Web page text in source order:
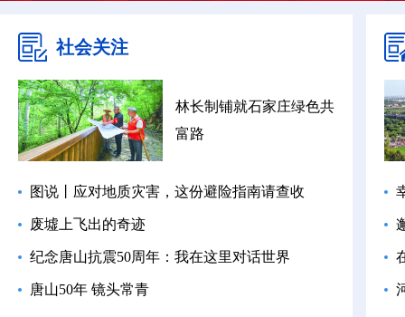
社会关注
林长制铺就石家庄绿色共
富路
图说丨应对地质灾害，这份避险指南请查收
废墟上飞出的奇迹
纪念唐山抗震50周年：我在这里对话世界
唐山50年 镜头常青